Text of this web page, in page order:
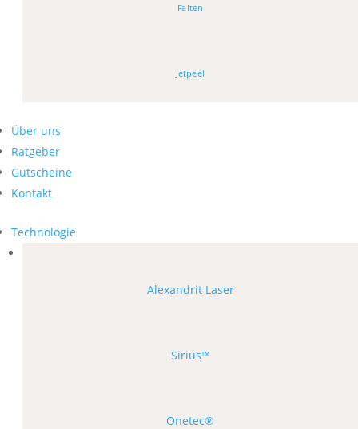
Falten
Jetpeel
Über uns
Ratgeber
Gutscheine
Kontakt
Technologie
Alexandrit Laser
Sirius™
Onetec®